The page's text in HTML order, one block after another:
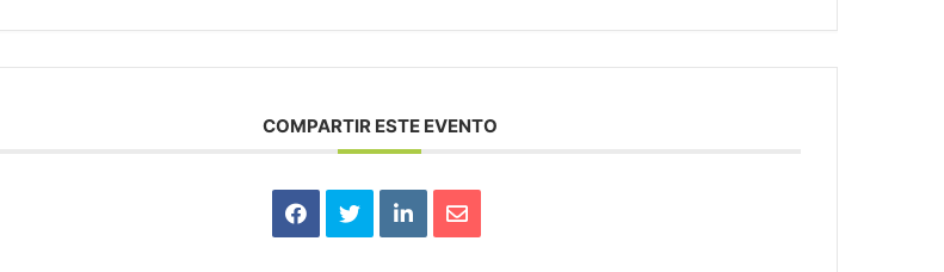
COMPARTIR ESTE EVENTO